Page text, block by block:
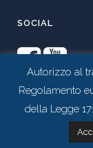
SOCIAL
Autorizzo al
Regolamento
della Legge